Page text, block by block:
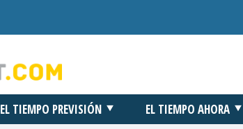
EL TIEMPO PREVISIÓN EL TIEMPO AHORA